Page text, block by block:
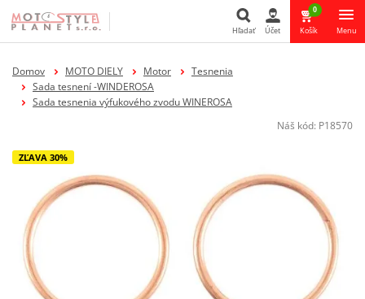
Hľadať Účet
0
Košík Menu
Domov MOTO DIELY Motor
Tesnenia
Sada tesnení -WINDEROSA
Sada tesnenia výfukového zvodu WINEROSA
Náš kód: P18570
ZĽAVA 30%